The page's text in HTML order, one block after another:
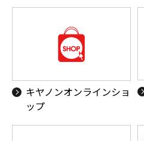
キヤノンオンラインショ
ップ